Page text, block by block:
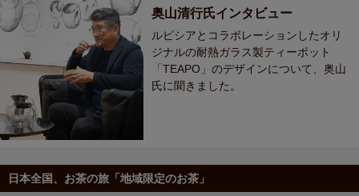
奥山清行氏インタビュー
ルピシアとコラボレーションしたオリ
ジナルの耐熱ガラス製ティーポット
「TEAPO」のデザインについて、奥山
氏に聞きました。
日本全国、お茶の旅「地域限定のお茶」